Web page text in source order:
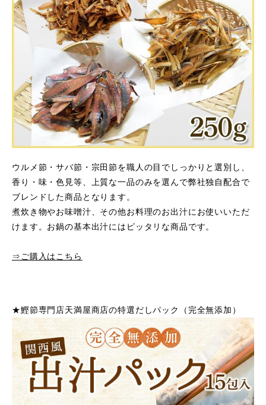
ウルメ節・サバ節・宗田節を職人の目でしっかりと選別し、
香り・味・色見等、上質な一品のみを選んで弊社独自配合で
ブレンドした商品となります。
煮炊き物やお味噌汁、その他お料理のお出汁にお使いいただ
けます。お鍋の基本出汁にはピッタリな商品です。
⇒ご購入はこちら
★鰹節専門店天満屋商店の特選だしパック（完全無添加）